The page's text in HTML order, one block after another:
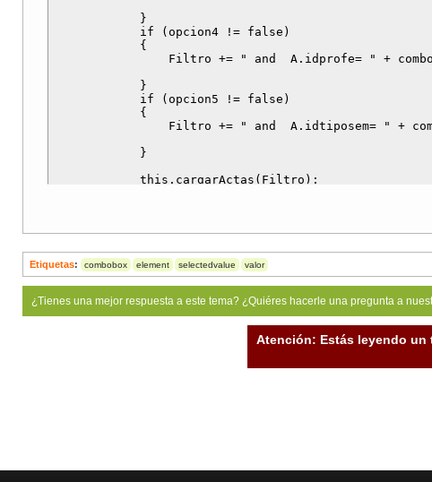
            }
            if (opcion4 != false)
            {
Filtro += " and  A.idprofe= " +
            }
            if (opcion5 != false)
            {
Filtro += " and  A.idtiposem= " +
            }
            this.cargarActas(Filtro);
Etiquetas: combobox element selectedvalue valor
¿Tienes una mejor respuesta a este tema? ¿Quiéres hacerle una pregunta a
Atención: Estás leyendo un